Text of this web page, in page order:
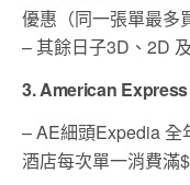
優惠（同一張單最多
– 其餘日子3D、2D
3. American Express
– AE細頭Expedia 全
酒店每次單一消費滿